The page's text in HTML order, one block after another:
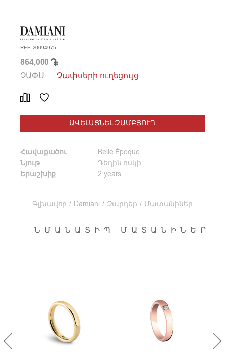
REF. 20094975
864,000
ՉԱՓՍ
Չափսերի ուղեցույց
ԱՎԵԼԱՑՆԵԼ ԶԱՄԲՅՈՒՂ
Հավաքածու
Belle Époque
Նյութ
Դեղին ոսկի
Երաշխիք
2 years
Գլխավոր / Damiani / Զարդեր / Մատանիներ
ՆՄԱՆԱՏԻՊ ՄԱՏԱՆԻՆԵՐ